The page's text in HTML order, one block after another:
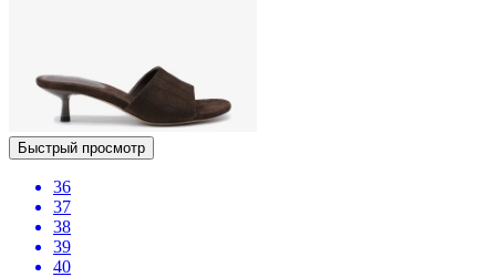
Быстрый просмотр
36
37
38
39
40